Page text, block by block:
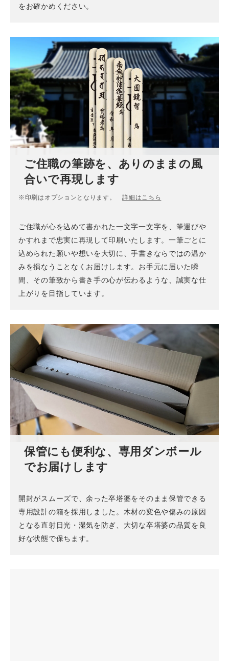
をお確かめください。
ご住職の筆跡を、ありのままの風
合いで再現します
※印刷はオプションとなります。詳細はこちら
ご住職が心を込めて書かれた一文字一文字を、筆運びや
かすれまで忠実に再現して印刷いたします。一筆ごとに
込められた願いや想いを大切に、手書きならではの温か
みを損なうことなくお届けします。お手元に届いた瞬
間、その筆致から書き手の心が伝わるような、誠実な仕
上がりを目指しています。
保管にも便利な、専用ダンボール
でお届けします
開封がスムーズで、余った卒塔婆をそのまま保管できる
専用設計の箱を採用しました。木材の変色や傷みの原因
となる直射日光・湿気を防ぎ、大切な卒塔婆の品質を良
好な状態で保ちます。